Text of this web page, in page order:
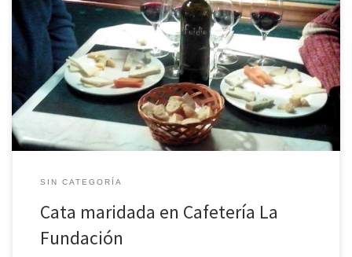
Una nueva experiencia mas!!! Y lo que nos gustó!!!! Nos ofrecieron
la idea de catar nuestros vinos en la Cafetería La Fundación de
Logroño. Nosotros encantados, pero resulta, que no era una cata
típica, en la cual exponíamos nuestros vinos. No, a su vez, iban a
ser maridados con distintas […]
SIN CATEGORÍA
Cata maridada en Cafetería La
Fundación